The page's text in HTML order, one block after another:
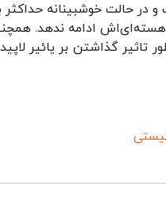
در حالت خوشبینانه
هسته‌ای‌اش ادامه ندهد.
تاثیر گذاشتن بر یائیر